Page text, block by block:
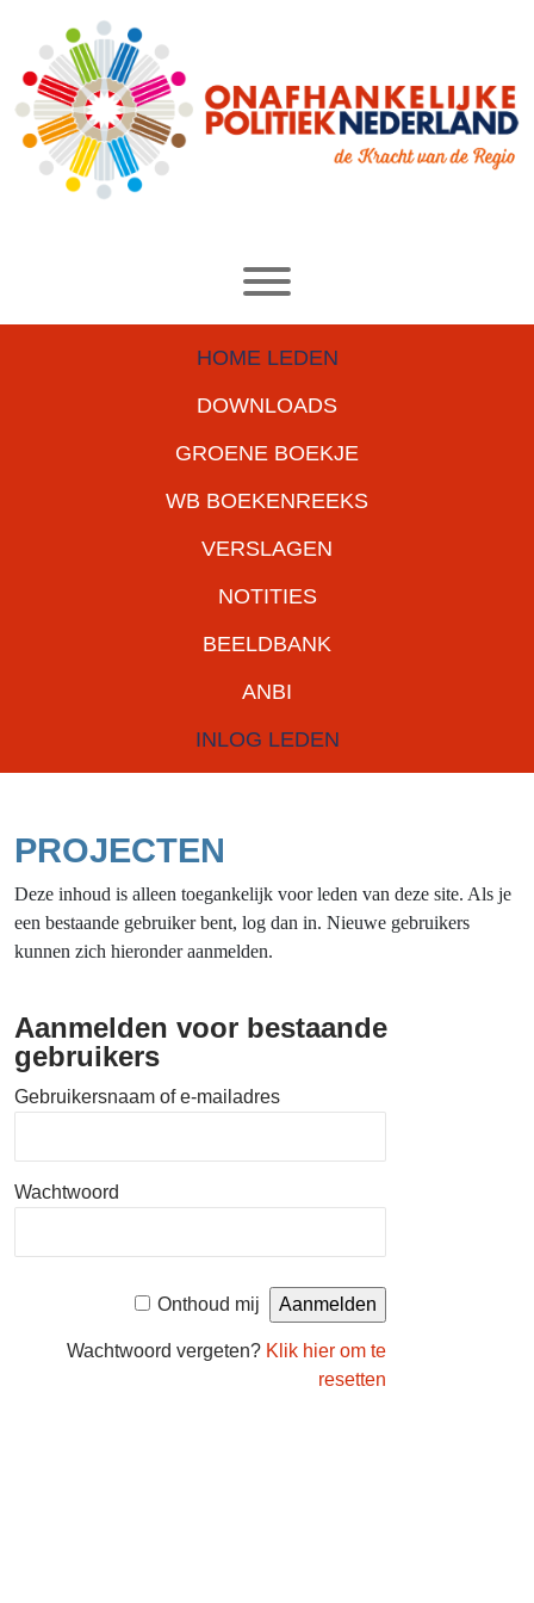
HOME LEDEN
DOWNLOADS
GROENE BOEKJE
WB BOEKENREEKS
VERSLAGEN
NOTITIES
BEELDBANK
ANBI
INLOG LEDEN
PROJECTEN
Deze inhoud is alleen toegankelijk voor leden van deze site. Als je
een bestaande gebruiker bent, log dan in. Nieuwe gebruikers
kunnen zich hieronder aanmelden.
Aanmelden voor bestaande
gebruikers
Gebruikersnaam of e-mailadres
Wachtwoord
Onthoud mij
Wachtwoord vergeten? Klik hier om te
resetten